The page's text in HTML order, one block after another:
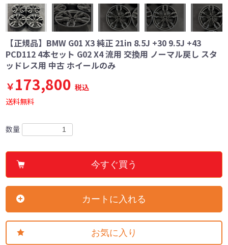
【正規品】BMW G01 X3 純正 21in 8.5J +30 9.5J +43
PCD112 4本セット G02 X4 流用 交換用 ノーマル戻し スタ
ッドレス用 中古 ホイールのみ
￥173,800 税込
送料無料
数量
今すぐ買う
カートに入れる
お気に入り